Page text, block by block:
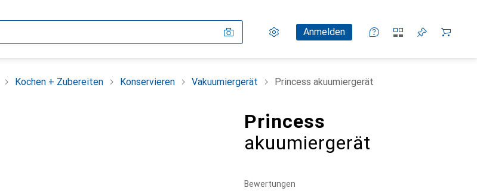
Einstellungen
KundenkontoAnmelden
Vergleichslisten
Merklisten
Warenkorb
Kochen + Zubereiten Konservieren Vakuumiergerät Princess akuumiergerät
Princess
akuumiergerät
Bewertungen